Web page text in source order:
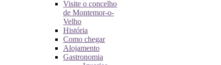
Visite o concelho
de Montemor-o-
Velho
História
Como chegar
Alojamento
Gastronomia